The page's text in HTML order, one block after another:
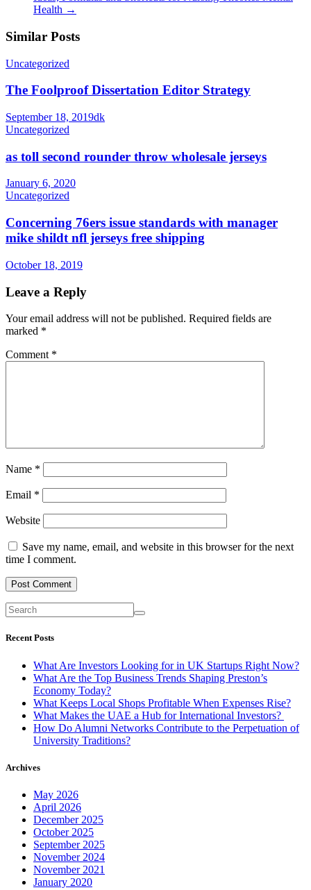
Health →
Similar Posts
Uncategorized
The Foolproof Dissertation Editor Strategy
September 18, 2019dk
Uncategorized
as toll second rounder throw wholesale jerseys
January 6, 2020
Uncategorized
Concerning 76ers issue standards with manager
mike shildt nfl jerseys free shipping
October 18, 2019
Leave a Reply
Your email address will not be published. Required fields are
marked *
Comment *
Name *
Email *
Website
Save my name, email, and website in this browser for the next
time I comment.
Recent Posts
What Are Investors Looking for in UK Startups Right Now?
What Are the Top Business Trends Shaping Preston’s
Economy Today?
What Keeps Local Shops Profitable When Expenses Rise?
What Makes the UAE a Hub for International Investors?
How Do Alumni Networks Contribute to the Perpetuation of
University Traditions?
Archives
May 2026
April 2026
December 2025
October 2025
September 2025
November 2024
November 2021
January 2020